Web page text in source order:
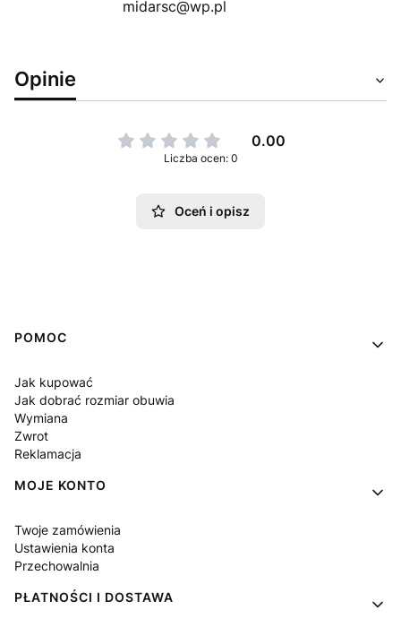
midarsc@wp.pl
Opinie
0.00
Liczba ocen: 0
Oceń i opisz
Linki w stopce
POMOC
Jak kupować
Jak dobrać rozmiar obuwia
Wymiana
Zwrot
Reklamacja
MOJE KONTO
Twoje zamówienia
Ustawienia konta
Przechowalnia
PŁATNOŚCI I DOSTAWA